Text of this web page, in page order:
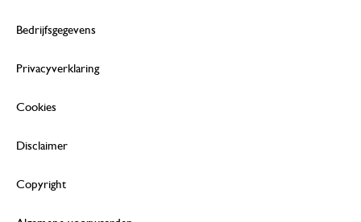
Bedrijfsgegevens
Privacyverklaring
Cookies
Disclaimer
Copyright